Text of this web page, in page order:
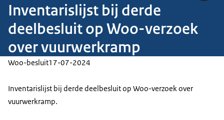
Inventarislijst bij derde
deelbesluit op Woo-verzoek
over vuurwerkramp
Woo-besluit17-07-2024
Inventarislijst bij derde deelbesluit op Woo-verzoek over
vuurwerkramp.